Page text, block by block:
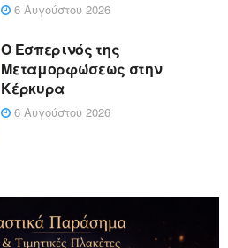
6 Αυγούστου 2026
Ο Εσπερινός της
Μεταμορφώσεως στην
Κέρκυρα
6 Αυγούστου 2026